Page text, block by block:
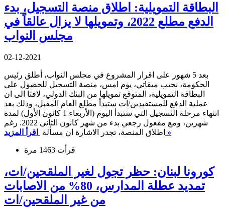
البطاقة التمويلية: اطلاق منصة التسجيل، بدء
الدفع مطلع 2022، وتمويلها لا يزال عالقاً في
مجلس النواب
02-12-2021
بعد 5 شهور على اقرار المشروع في مجلس النواب، أطلق رئيس
الحكومة، نجيب ميقاتي، يوم امس، منصة التسجيل للحصول على
البطاقة التمويلية، المتوقع تمويلها من البنك الدولي، لافتا الى ان
عملية الدفع للمستفيدين/ات ستبدأ مطلع العام المقبل، وذلك بعد
انتهاء مرحلة التسجيل التي ستبدأ اليوم (الأربعاء 1 كانون الأول) لمدة
شهرين، ومع مفعول رجعي بدء من شهر كانون الثاني 2022. رغم
اطلاق المنصة، تجدر الاشارة ان مسألة اقرأ المزيد »
قرأت 1463 مرة
كورونا لبنان: حظر تجول لغير الملقحين/ات،
تمديد عطلة المدارس، 80% من الاصابات
من غير الملقحين/ات